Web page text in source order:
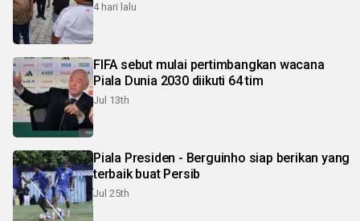
4 hari lalu
FIFA sebut mulai pertimbangkan wacana
Piala Dunia 2030 diikuti 64 tim
Jul 13th
Piala Presiden - Berguinho siap berikan yang
terbaik buat Persib
Jul 25th